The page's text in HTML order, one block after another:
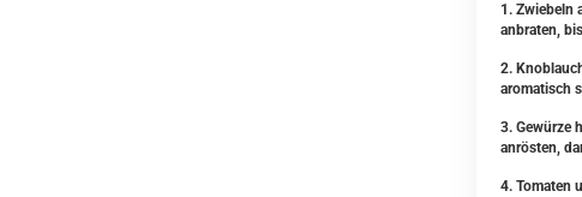
1. Zwiebeln
anbraten,
2.
aromatisch
3. Gewürze
anrösten,
4. Tomaten